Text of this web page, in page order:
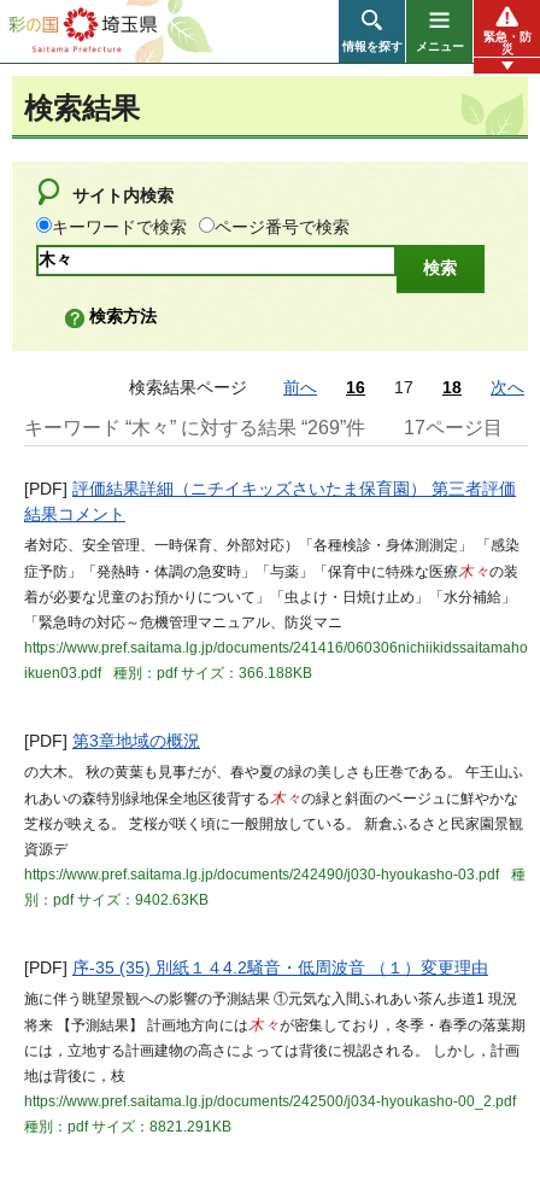
彩の国 埼玉県
情報を探す メニュー
緊急・防
災
検索結果
サイト内検索
キーワードで検索
ページ番号で検索
検索方法
検索結果ページ 前へ 16 17 18 次へ
キーワード “木々” に対する結果 “269”件 17ページ目
[PDF] 評価結果詳細（ニチイキッズさいたま保育園） 第三者評価
結果コメント
者対応、安全管理、一時保育、外部対応）「各種検診・身体測測定」 「感染
症予防」「発熱時・体調の急変時」「与薬」「保育中に特殊な医療木々の装
着が必要な児童のお預かりについて」「虫よけ・日焼け止め」「水分補給」
「緊急時の対応～危機管理マニュアル、防災マニ
https://www.pref.saitama.lg.jp/documents/241416/060306nichiikidssaitamaho
ikuen03.pdf
種別：pdfサイズ：366.188KB
[PDF] 第3章地域の概況
の大木。 秋の黄葉も見事だが、春や夏の緑の美しさも圧巻である。 午王山ふ
れあいの森特別緑地保全地区後背する木々の緑と斜面のベージュに鮮やかな
芝桜が映える。 芝桜が咲く頃に一般開放している。 新倉ふるさと民家園景観
資源デ
https://www.pref.saitama.lg.jp/documents/242490/j030-hyoukasho-03.pdf
種
別：pdfサイズ：9402.63KB
[PDF] 序-35 (35) 別紙１４4.2騒音・低周波音 （１）変更理由
施に伴う眺望景観への影響の予測結果 ①元気な入間ふれあい茶ん歩道1 現況
将来 【予測結果】 計画地方向には木々が密集しており，冬季・春季の落葉期
には，立地する計画建物の高さによっては背後に視認される。 しかし，計画
地は背後に，枝
https://www.pref.saitama.lg.jp/documents/242500/j034-hyoukasho-00_2.pdf
種別：pdfサイズ：8821.291KB